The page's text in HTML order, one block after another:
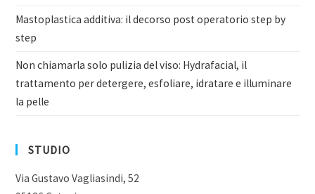
Mastoplastica additiva: il decorso post operatorio step by
step
Non chiamarla solo pulizia del viso: Hydrafacial, il
trattamento per detergere, esfoliare, idratare e illuminare
la pelle
STUDIO
Via Gustavo Vagliasindi, 52